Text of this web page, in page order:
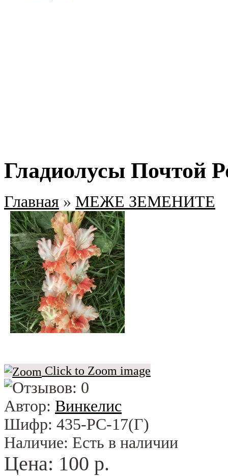
Гладиолусы Почтой
Главная » МЕЖЕ ЗЕМЕНИТЕ
Click to Zoom image
Автор: Винкелис
Шифр: 435-РС-17(Г)
Наличие: Есть в наличии
Цена: 100 р.